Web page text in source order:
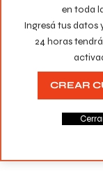
Guarda mi
la próxima vez que
en toda
Ingresá tus datos
24 horas
CREAR